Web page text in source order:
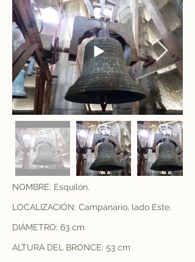
NOMBRE: Esquilón.
LOCALIZACIÓN: Campanario, lado Este.
DIÁMETRO: 63 cm
ALTURA DEL BRONCE: 53 cm